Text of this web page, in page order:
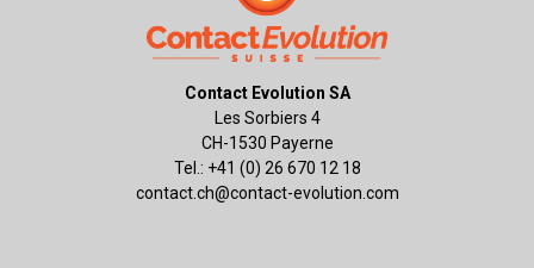
Contact Evolution SA
Les Sorbiers 4
CH-1530 Payerne
Tel.: +41 (0) 26 670 12 18
contact.ch@contact-evolution.com